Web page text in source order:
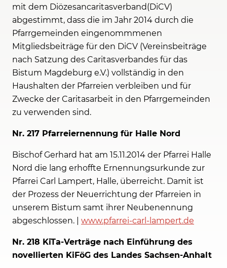
mit dem Diözesancaritasverband(DiCV)
abgestimmt, dass die im Jahr 2014 durch die
Pfarrgemeinden eingenommmenen
Mitgliedsbeiträge für den DiCV (Vereinsbeiträge
nach Satzung des Caritasverbandes für das
Bistum Magdeburg e.V.) vollständig in den
Haushalten der Pfarreien verbleiben und für
Zwecke der Caritasarbeit in den Pfarrgemeinden
zu verwenden sind.
Nr. 217 Pfarreiernennung für Halle Nord
Bischof Gerhard hat am 15.11.2014 der Pfarrei Halle
Nord die lang erhoffte Ernennungsurkunde zur
Pfarrei Carl Lampert, Halle, überreicht. Damit ist
der Prozess der Neuerrichtung der Pfarreien in
unserem Bistum samt ihrer Neubenennung
abgeschlossen. | www.pfarrei-carl-lampert.de
Nr. 218 KiTa-Verträge nach Einführung des
novellierten KiFöG des Landes Sachsen-Anhalt